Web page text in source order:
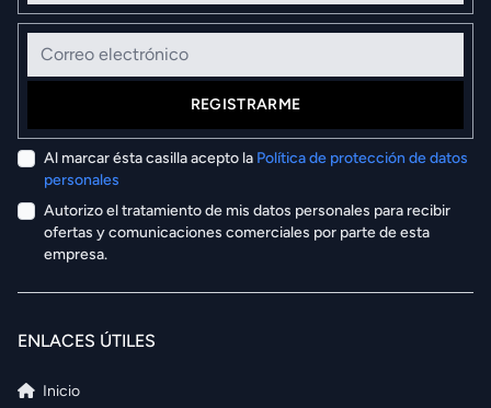
Correo electrónico
REGISTRARME
Al marcar ésta casilla acepto la Política de protección de datos
personales
Autorizo el tratamiento de mis datos personales para recibir
ofertas y comunicaciones comerciales por parte de esta
empresa.
ENLACES ÚTILES
Inicio